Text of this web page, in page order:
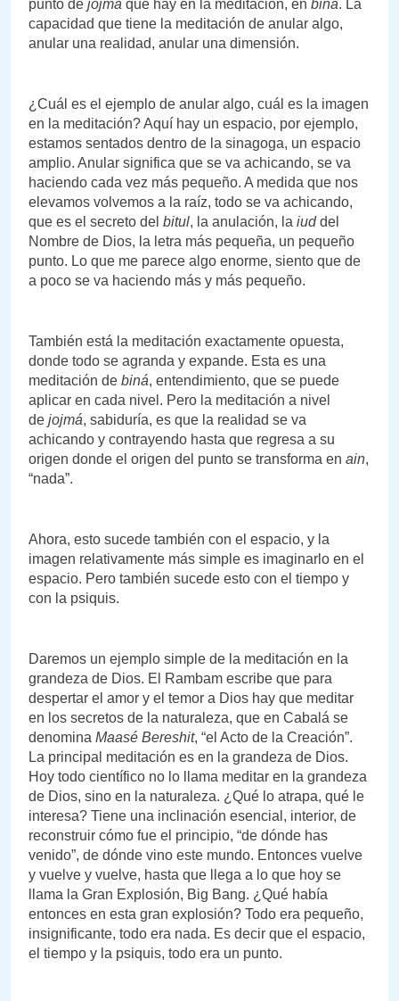
punto de jojmá que hay en la meditación, en biná. La
capacidad que tiene la meditación de anular algo,
anular una realidad, anular una dimensión.
¿Cuál es el ejemplo de anular algo, cuál es la imagen
en la meditación? Aquí hay un espacio, por ejemplo,
estamos sentados dentro de la sinagoga, un espacio
amplio. Anular significa que se va achicando, se va
haciendo cada vez más pequeño. A medida que nos
elevamos volvemos a la raíz, todo se va achicando,
que es el secreto del bitul, la anulación, la iuddel
Nombre de Dios, la letra más pequeña, un pequeño
punto. Lo que me parece algo enorme, siento que de
a poco se va haciendo más y más pequeño.
También está la meditación exactamente opuesta,
donde todo se agranda y expande. Esta es una
meditación de biná, entendimiento, que se puede
aplicar en cada nivel. Pero la meditación a nivel
de jojmá, sabiduría, es que la realidad se va
achicando y contrayendo hasta que regresa a su
origen donde el origen del punto se transforma en ain,
“nada”.
Ahora, esto sucede también con el espacio, y la
imagen relativamente más simple es imaginarlo en el
espacio. Pero también sucede esto con el tiempo y
con la psiquis.
Daremos un ejemplo simple de la meditación en la
grandeza de Dios. El Rambam escribe que para
despertar el amor y el temor a Dios hay que meditar
en los secretos de la naturaleza, que en Cabalá se
denomina Maasé Bereshit, “el Acto de la Creación”.
La principal meditación es en la grandeza de Dios.
Hoy todo científico no lo llama meditar en la grandeza
de Dios, sino en la naturaleza. ¿Qué lo atrapa, qué le
interesa? Tiene una inclinación esencial, interior, de
reconstruir cómo fue el principio, “de dónde has
venido”, de dónde vino este mundo. Entonces vuelve
y vuelve y vuelve, hasta que llega a lo que hoy se
llama la Gran Explosión, Big Bang. ¿Qué había
entonces en esta gran explosión? Todo era pequeño,
insignificante, todo era nada. Es decir que el espacio,
el tiempo y la psiquis, todo era un punto.